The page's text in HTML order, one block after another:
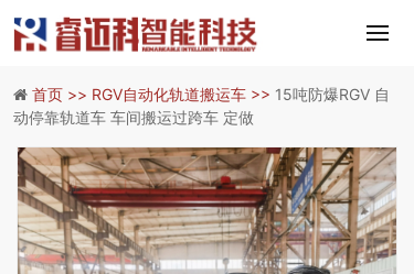
首页 >> RGV自动化轨道搬运车 >> 15吨防爆RGV 自
动停靠轨道车 车间搬运过跨车 定做